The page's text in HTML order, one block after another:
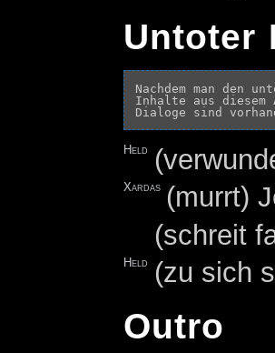
Untoter
Nachdem man den
Inhalte aus
Held
Xardas (murrt)
(schreit
Held (zu sich
Outro